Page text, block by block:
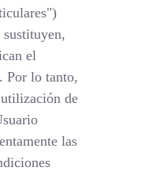
sustituyen,
el
Por lo tanto,
de
las